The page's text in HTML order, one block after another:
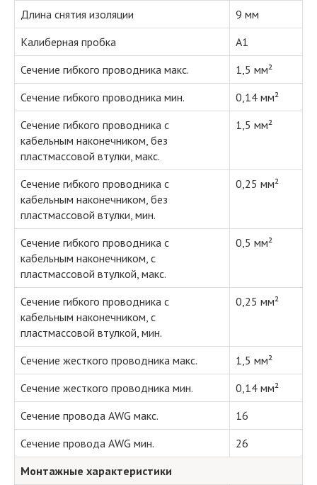
Длина снятия изоляции
9 мм
Калиберная пробка
A1
Сечение гибкого проводника макс.
1,5 мм²
Сечение гибкого проводника мин.
0,14 мм²
Сечение гибкого проводника с
кабельным наконечником, без
пластмассовой втулки, макс.
1,5 мм²
Сечение гибкого проводника с
кабельным наконечником, без
пластмассовой втулки, мин.
0,25 мм²
Сечение гибкого проводника с
кабельным наконечником, с
пластмассовой втулкой, макс.
0,5 мм²
Сечение гибкого проводника с
кабельным наконечником, с
пластмассовой втулкой, мин.
0,25 мм²
Сечение жесткого проводника макс.
1,5 мм²
Сечение жесткого проводника мин.
0,14 мм²
Сечение провода AWG макс.
16
Сечение провода AWG мин.
26
Монтажные характеристики